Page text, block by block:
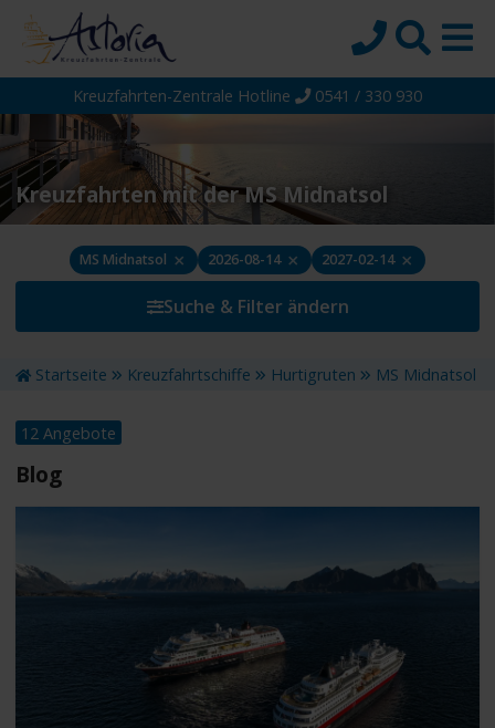
Startseite
Top-Angebote
Reiseziele
Themen
Reedereien
Suche
Kreuzfahrten-Zentrale Hotline 0541 / 330 930
Kreuzfahrten mit der MS Midnatsol
Suche & Filter ändern
MS Midnatsol × 2026-08-14 × 2027-02-14 ×
Startseite Kreuzfahrtschiffe Hurtigruten MS Midnatsol
12 Angebote
Blog